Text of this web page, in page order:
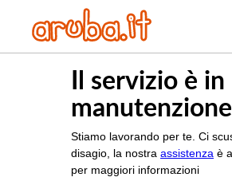
Il servizio è in
manutenzione
Stiamo lavorando per te. Ci
disagio, la nostra assistenza è
per maggiori informazioni